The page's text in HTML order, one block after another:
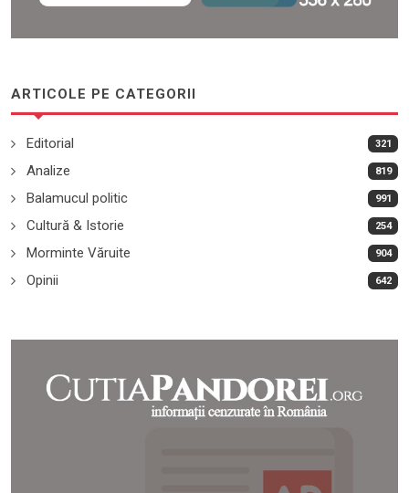
ARTICOLE PE CATEGORII
Editorial 321
Analize 819
Balamucul politic 991
Cultură & Istorie 254
Morminte Văruite 904
Opinii 642